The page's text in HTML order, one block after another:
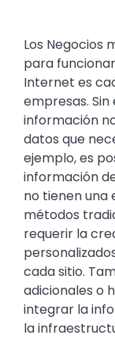
Text
Los Negocios
para
Internet es
empresas.
información
datos que
ejemplo, es
información
no tienen una
métodos
requerir la
cada sitio.
adicionales o
integrar la
la